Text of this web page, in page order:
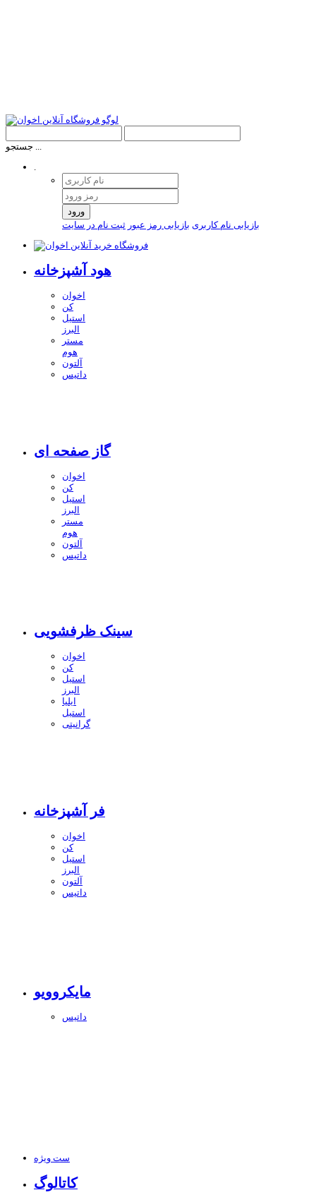
جستجو ...
.
ورود
بازیابی نام کاربری بازیابی رمز عبور ثبت نام در سایت
هود آشپزخانه
اخوان
کن
استیل
البرز
مستر
هوم
آلتون
داتیس
گاز صفحه ای
اخوان
کن
استیل
البرز
مستر
هوم
آلتون
داتیس
سینک ظرفشویی
اخوان
کن
استیل
البرز
ایلیا
استیل
گرانیتی
فر آشپزخانه
اخوان
کن
استیل
البرز
آلتون
داتیس
مایکروویو
داتیس
ست ویژه
کاتالوگ